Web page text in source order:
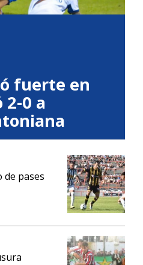
fuerte en
2-0 a
de pases